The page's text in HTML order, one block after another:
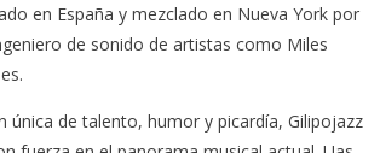
en España y mezclado en Nueva York por
de sonido de artistas como Miles
única de talento, humor y picardía, Gilipojazz